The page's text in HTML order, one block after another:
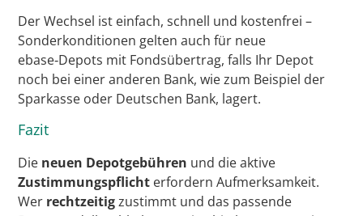
Der Wechsel ist einfach, schnell und kostenfrei –
Sonderkonditionen gelten auch für neue
ebase‑Depots mit Fondsübertrag, falls Ihr Depot
noch bei einer anderen Bank, wie zum Beispiel der
Sparkasse oder Deutschen Bank, lagert.
Fazit
Die neuen Depotgebühren und die aktive
Zustimmungspflicht erfordern Aufmerksamkeit.
Wer rechtzeitigzustimmt und das passende